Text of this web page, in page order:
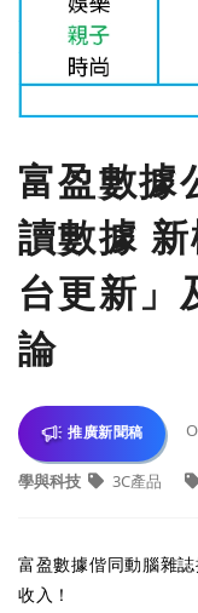
富盈數據
讀數據
台更新」
論
推廣新聞稿
學與科技 3C產品
富盈數據偕同動腦雜
收入！